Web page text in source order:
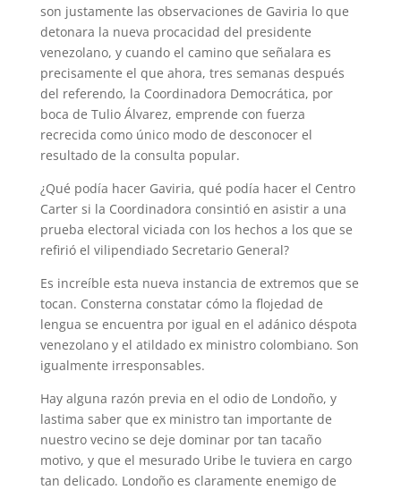
son justamente las observaciones de Gaviria lo que
detonara la nueva procacidad del presidente
venezolano, y cuando el camino que señalara es
precisamente el que ahora, tres semanas después
del referendo, la Coordinadora Democrática, por
boca de Tulio Álvarez, emprende con fuerza
recrecida como único modo de desconocer el
resultado de la consulta popular.
¿Qué podía hacer Gaviria, qué podía hacer el Centro
Carter si la Coordinadora consintió en asistir a una
prueba electoral viciada con los hechos a los que se
refirió el vilipendiado Secretario General?
Es increíble esta nueva instancia de extremos que se
tocan. Consterna constatar cómo la flojedad de
lengua se encuentra por igual en el adánico déspota
venezolano y el atildado ex ministro colombiano. Son
igualmente irresponsables.
Hay alguna razón previa en el odio de Londoño, y
lastima saber que ex ministro tan importante de
nuestro vecino se deje dominar por tan tacaño
motivo, y que el mesurado Uribe le tuviera en cargo
tan delicado. Londoño es claramente enemigo de